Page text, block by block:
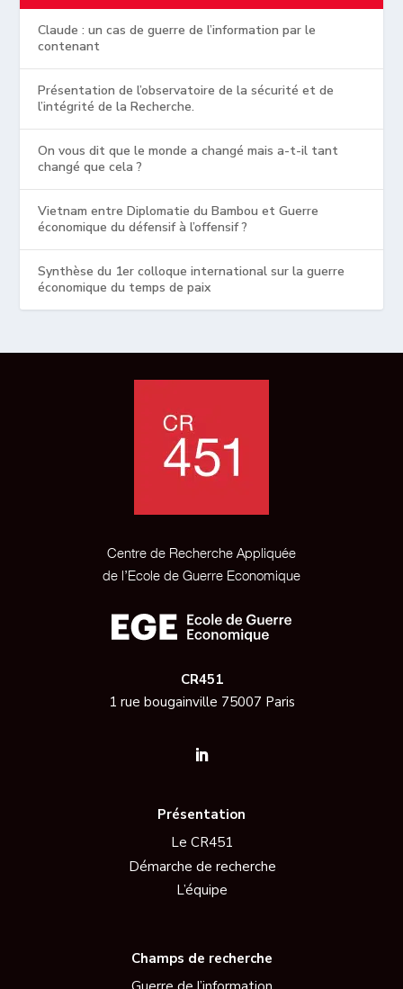
Claude : un cas de guerre de l’information par le
contenant
Présentation de l’observatoire de la sécurité et de
l’intégrité de la Recherche.
On vous dit que le monde a changé mais a-t-il tant
changé que cela ?
Vietnam entre Diplomatie du Bambou et Guerre
économique du défensif à l’offensif ?
Synthèse du 1er colloque international sur la guerre
économique du temps de paix
Centre de Recherche Appliquée
de l’Ecole de Guerre Economique
CR451
1 rue bougainville 75007 Paris
Présentation
Le CR451
Démarche de recherche
L’équipe
Champs de recherche